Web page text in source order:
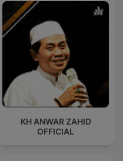
KH ANWAR ZAHID
OFFICIAL